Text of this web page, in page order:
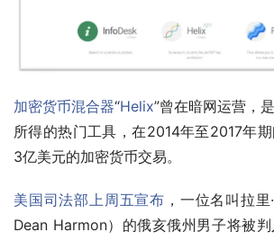
加密货币混合器“Helix”曾在暗网运营，
所得的热门工具，在2014年至2017年
3亿美元的加密货币交易。
美国司法部上周五宣布 ，一位名叫拉
Dean Harmon）的俄亥俄州男子将被